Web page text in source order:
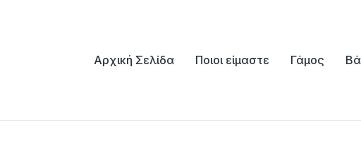
Αρχική Σελίδα Ποιοι είμαστε Γάμος